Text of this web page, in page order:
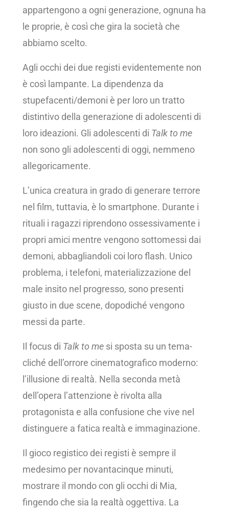
appartengono a ogni generazione, ognuna ha
le proprie, è così che gira la società che
abbiamo scelto.
Agli occhi dei due registi evidentemente non
è così lampante. La dipendenza da
stupefacenti/demoni è per loro un tratto
distintivo della generazione di adolescenti di
loro ideazioni. Gli adolescenti di Talk to me
non sono gli adolescenti di oggi, nemmeno
allegoricamente.
L’unica creatura in grado di generare terrore
nel film, tuttavia, è lo smartphone. Durante i
rituali i ragazzi riprendono ossessivamente i
propri amici mentre vengono sottomessi dai
demoni, abbagliandoli coi loro flash. Unico
problema, i telefoni, materializzazione del
male insito nel progresso, sono presenti
giusto in due scene, dopodiché vengono
messi da parte.
Il focus di Talk to me si sposta su un tema-
cliché dell’orrore cinematografico moderno:
l’illusione di realtà. Nella seconda metà
dell’opera l’attenzione è rivolta alla
protagonista e alla confusione che vive nel
distinguere a fatica realtà e immaginazione.
Il gioco registico dei registi è sempre il
medesimo per novantacinque minuti,
mostrare il mondo con gli occhi di Mia,
fingendo che sia la realtà oggettiva. La